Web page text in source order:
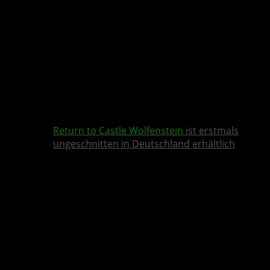
Return to Castle Wolfenstein ist erstmals
ungeschnitten in Deutschland erhältlich